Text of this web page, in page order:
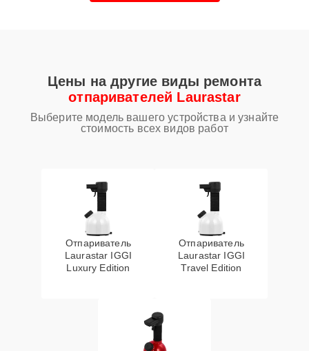
Цены на другие виды ремонта
отпаривателей Laurastar
Выберите модель вашего устройства и узнайте
стоимость всех видов работ
Отпариватель
Laurastar IGGI
Luxury Edition
Отпариватель
Laurastar IGGI
Travel Edition